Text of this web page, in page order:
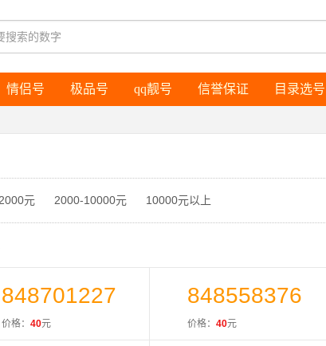
情侣号
情侣号
极品号
极品号
qq靓号
qq靓号
信誉保证
信誉保证
目录选号
目录选号
元 2000-10000元 10000元以上
848701227
价格： 40元
848558376
价格： 40元